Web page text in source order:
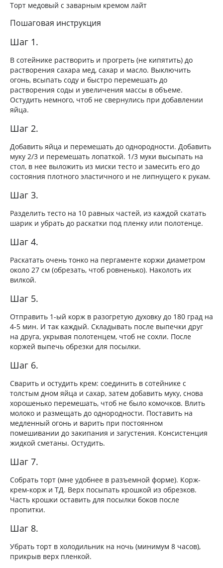
Торт медовый с заварным кремом лайт
Пошаговая инструкция
Шаг 1.
В сотейнике растворить и прогреть (не кипятить) до
растворения сахара мед, сахар и масло. Выключить
огонь, всыпать соду и быстро перемешать до
растворения соды и увеличения массы в объеме.
Остудить немного, чтоб не свернулись при добавлении
яйца.
Шаг 2.
Добавить яйца и перемешать до однородности. Добавить
муку 2/3 и перемешать лопаткой. 1/3 муки высыпать на
стол, в нее выложить из миски тесто и замесить его до
состояния плотного эластичного и не липнущего к рукам.
Шаг 3.
Разделить тесто на 10 равных частей, из каждой скатать
шарик и убрать до раскатки под пленку или полотенце.
Шаг 4.
Раскатать очень тонко на пергаменте коржи диаметром
около 27 см (обрезать, чтоб ровненько). Наколоть их
вилкой.
Шаг 5.
Отправить 1-ый корж в разогретую духовку до 180 град на
4-5 мин. И так каждый. Складывать после выпечки друг
на друга, укрывая полотенцем, чтоб не сохли. После
коржей выпечь обрезки для посылки.
Шаг 6.
Сварить и остудить крем: соединить в сотейнике с
толстым дном яйца и сахар, затем добавить муку, снова
хорошенько перемешать, чтоб не было комочков. Влить
молоко и размещать до однородности. Поставить на
медленный огонь и варить при постоянном
помешивании до закипания и загустения. Консистенция
жидкой сметаны. Остудить.
Шаг 7.
Собрать торт (мне удобнее в разъемной форме). Корж-
крем-корж и ТД. Верх посыпать крошкой из обрезков.
Часть крошки оставить для посылки боков после
пропитки.
Шаг 8.
Убрать торт в холодильник на ночь (минимум 8 часов),
прикрыв верх пленкой.